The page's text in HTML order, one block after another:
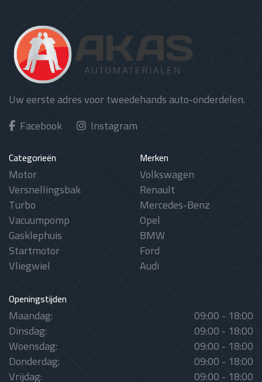
Uw eerste adres voor tweedehands auto-onderdelen.
Facebook
Instagram
Categorieën
Motor
Versnellingsbak
Turbo
Vacuumpomp
Gasklephuis
Startmotor
Vliegwiel
Merken
Volkswagen
Renault
Mercedes-Benz
Opel
BMW
Ford
Audi
Openingstijden
Maandag: 09:00 - 18:00
Dinsdag: 09:00 - 18:00
Woensdag: 09:00 - 18:00
Donderdag: 09:00 - 18:00
Vrijdag: 09:00 - 18:00